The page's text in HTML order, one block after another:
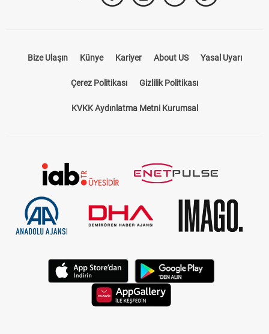
Bize Ulaşın Künye Kariyer About US Yasal Uyarı
Çerez Politikası Gizlilik Politikası
KVKK Aydınlatma Metni Kurumsal